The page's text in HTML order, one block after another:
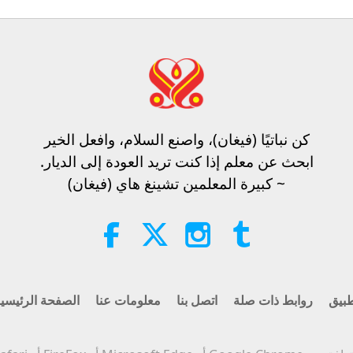
كن نباتيًا (فيغان)، واصنع السلام، وافعل الخير​
ابحث عن معلم إذا كنت تريد العودة إلى الديار.
~ كبيرة المعلمين تشينغ هاي (فيغان)
الصفحة معلومات عنا اتصل بنا روابط ذات صلة